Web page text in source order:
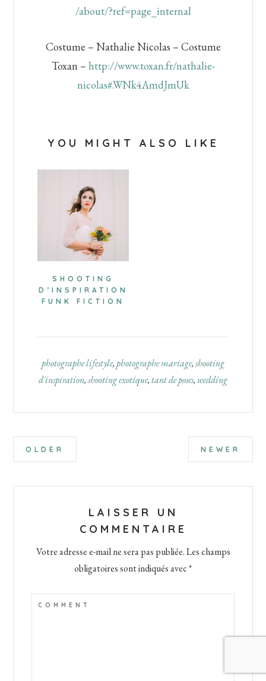
/about/?ref=page_internal
Costume – Nathalie Nicolas – Costume
Toxan – http://www.toxan.fr/nathalie-
nicolas#.WNk4AmdJmUk
YOU MIGHT ALSO LIKE
SHOOTING
D’INSPIRATION
FUNK FICTION
photographe lifestyle,photographe mariage,shooting
d'inspiration,shooting exotique,tant de poses, wedding
Interactions
lecteur
OLDER NEWER
LAISSER UN
COMMENTAIRE
Votre adresse e-mail ne sera pas publiée.Les champs
obligatoires sont indiqués avec*